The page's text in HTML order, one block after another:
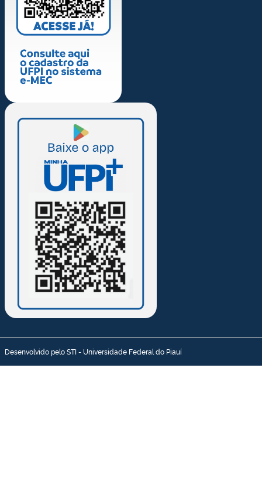
Desenvolvido pelo STI - Universidade Federal do Piauí